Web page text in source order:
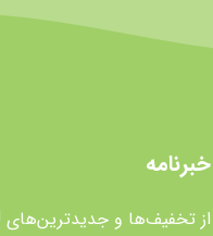
خبرنامه
از تخفیف‌ها و جدیدترین‌های STJ باخبر شوید: